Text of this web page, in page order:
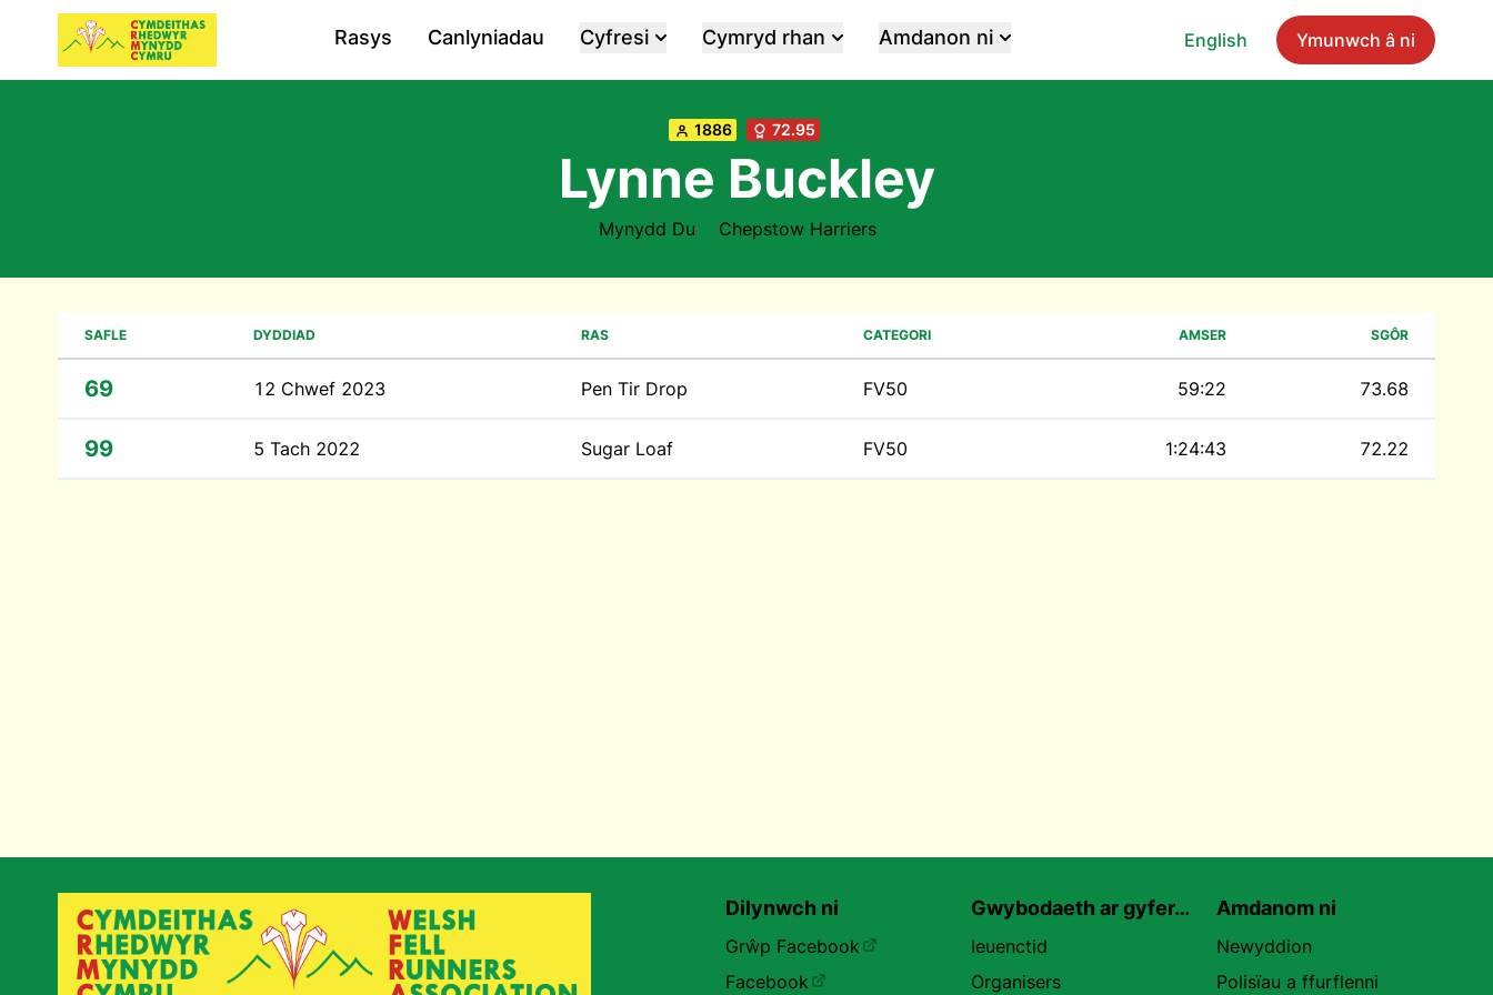
English Ymunwch â ni
Rasys Canlyniadau Cyfresi Cymryd rhan Amdanon ni
1886 72.95
Lynne Buckley
Mynydd Du Chepstow Harriers
SAFLE DYDDIAD RAS CATEGORI AMSER SGÔR
69 12 Chwef 2023 Pen Tir Drop FV50 59:22 73.68
99 5 Tach 2022 Sugar Loaf FV50 1:24:43 72.22
Dilynwch ni
Grŵp Facebook
Facebook
Gwybodaeth ar gyfer…
Ieuenctid
Organisers
Amdanom ni
Newyddion
Polisïau a ffurflenni